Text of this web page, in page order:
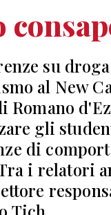
su
al New
Romano
gli
di
i relatori